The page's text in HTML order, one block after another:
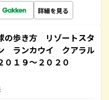
詳細を見る
の歩き方 リゾートスタ
ランカウイ クアラル
１９～２０２０